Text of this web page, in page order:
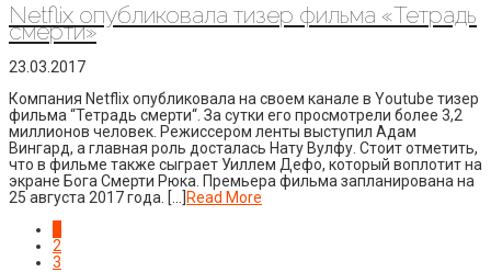
Netflix опубликовала тизер фильма «Тетрадь
смерти»
23.03.2017
Компания Netflix опубликовала на своем канале в Youtube тизер
фильма “Тетрадь смерти“. За сутки его просмотрели более 3,2
миллионов человек. Режиссером ленты выступил Адам
Вингард, а главная роль досталась Нату Вулфу. Стоит отметить,
что в фильме также сыграет Уиллем Дефо, который воплотит на
экране Бога Смерти Рюка. Премьера фильма запланирована на
25 августа 2017 года. […]Read More
2
3